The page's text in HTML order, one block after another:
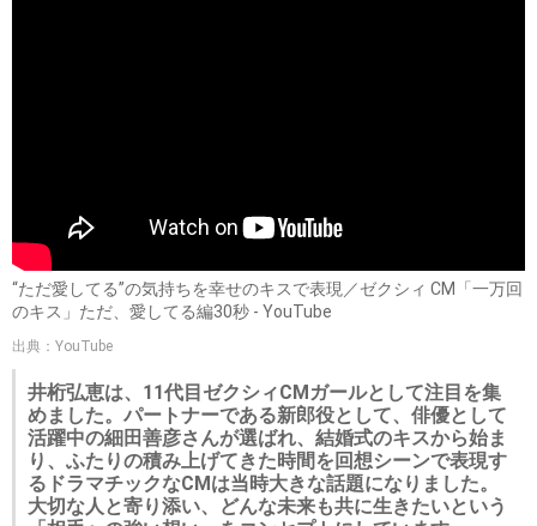
“ただ愛してる”の気持ちを幸せのキスで表現／ゼクシィ CM「一万回
のキス」ただ、愛してる編30秒 - YouTube
出典：YouTube
井桁弘恵は、11代目ゼクシィCMガールとして注目を集
めました。パートナーである新郎役として、俳優として
活躍中の細田善彦さんが選ばれ、結婚式のキスから始ま
り、ふたりの積み上げてきた時間を回想シーンで表現す
るドラマチックなCMは当時大きな話題になりました。
大切な人と寄り添い、どんな未来も共に生きたいという